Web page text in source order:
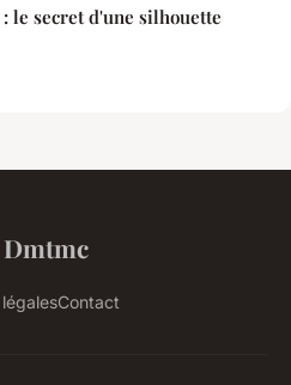
le secret d'une silhouette
Dmtmc
Contact